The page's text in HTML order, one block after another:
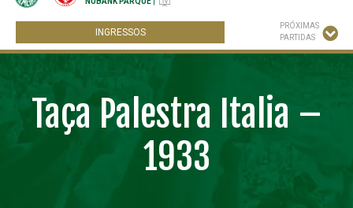
INGRESSOS
PRÓXIMAS
PARTIDAS
Taça Palestra Italia –
1933